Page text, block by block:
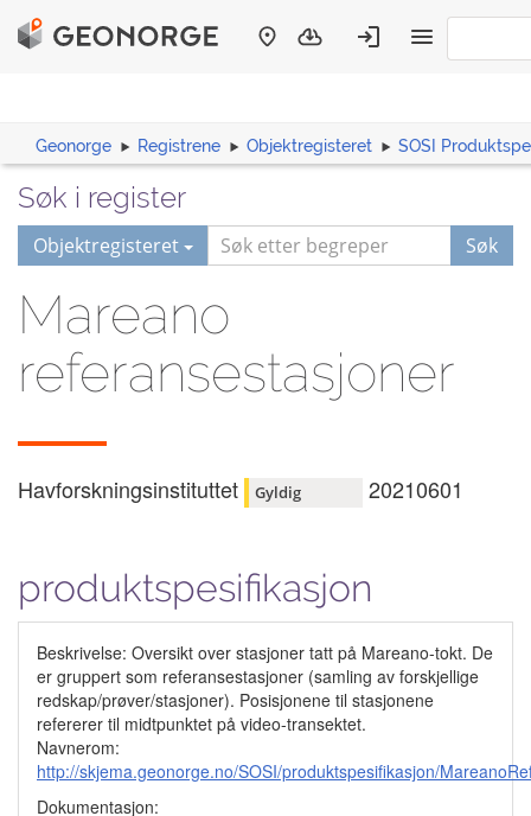
Geonorge Registrene Objektregisteret SOSI
Søk i register
Objektregisteret Søk
Mareano
referansestasjoner
Havforskningsinstituttet Gyldig 20210601
produktspesifikasjon
Beskrivelse: Oversikt over stasjoner tatt på Mareano-tokt. De
er gruppert som referansestasjoner (samling av forskjellige
redskap/prøver/stasjoner). Posisjonene til stasjonene
refererer til midtpunktet på video-transektet.
Navnerom:
http://skjema.geonorge.no/SOSI/produktspesifikasjon/
Dokumentasjon: